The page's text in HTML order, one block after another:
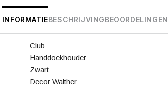
INFORMATIEBESCHRIJVINGBEOORDELINGEN
Club
Handdoekhouder
Zwart
Decor Walther